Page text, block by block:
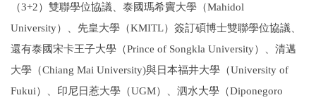
（3+2）雙聯學位協議、泰國瑪希竇大學（Mahidol
University）、先皇大學 （KMITL） 簽訂碩博士雙聯學位協議、
還有泰國宋卡王子大學（Prince of Songkla University）、清邁
大學（Chiang Mai University)與日本福井大學（University of
Fukui）、印尼日惹大學（UGM）、泗水大學（Diponegoro